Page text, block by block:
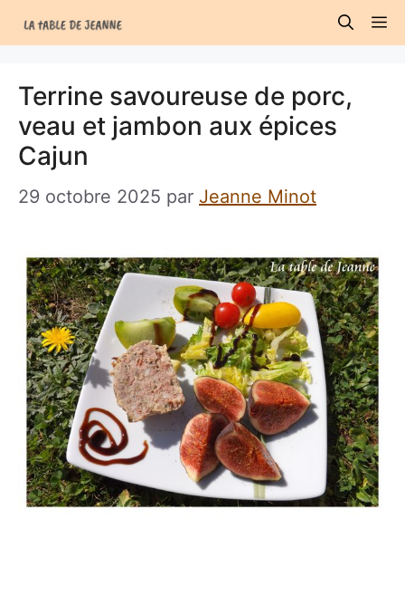
au
Terrine savoureuse de porc,
veau et jambon aux épices
Cajun
29 octobre 2025 par Jeanne Minot